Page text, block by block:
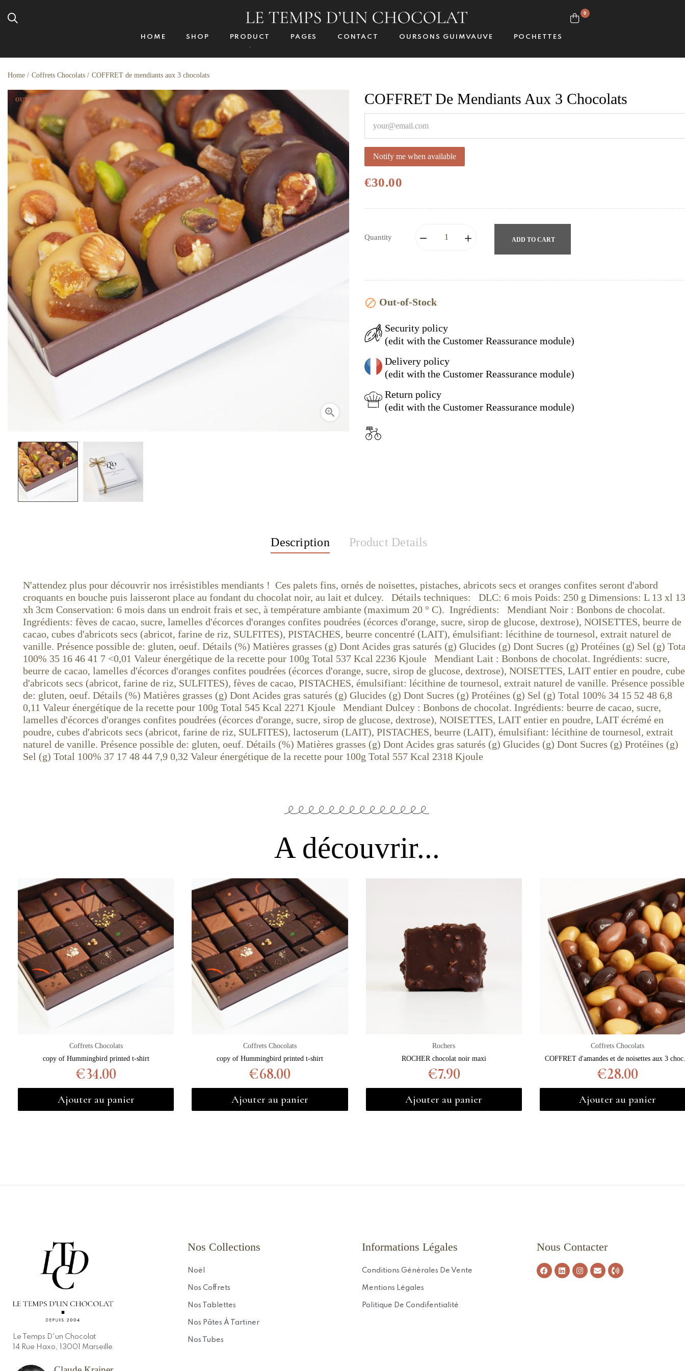
0
HOME SHOP PRODUCT PAGES CONTACT OURSONS GUIMVAUVE POCHETTES
Home Coffrets Chocolats COFFRET de mendiants aux 3 chocolats
OUT-OF-STOCK

COFFRET De Mendiants Aux 3 Chocolats
Notify me when available
€30.00
Quantity ADD TO CART
 Out-of-Stock
Security policy
(edit with the Customer Reassurance module)
Delivery policy
(edit with the Customer Reassurance module)
Return policy
(edit with the Customer Reassurance module)
Description Product Details
N'attendez plus pour découvrir nos irrésistibles mendiants ! Ces palets fins, ornés de noisettes, pistaches, abricots secs et oranges confites seront d'abord
croquants en bouche puis laisseront place au fondant du chocolat noir, au lait et dulcey. Détails techniques: DLC: 6 mois Poids: 250 g Dimensions: L 13 xl 13
xh 3cm Conservation: 6 mois dans un endroit frais et sec, à température ambiante (maximum 20 ° C). Ingrédients: Mendiant Noir : Bonbons de chocolat.
Ingrédients: fèves de cacao, sucre, lamelles d'écorces d'oranges confites poudrées (écorces d'orange, sucre, sirop de glucose, dextrose), NOISETTES, beurre de
cacao, cubes d'abricots secs (abricot, farine de riz, SULFITES), PISTACHES, beurre concentré (LAIT), émulsifiant: lécithine de tournesol, extrait naturel de
vanille. Présence possible de: gluten, oeuf. Détails (%) Matières grasses (g) Dont Acides gras saturés (g) Glucides (g) Dont Sucres (g) Protéines (g) Sel (g)
100% 35 16 46 41 7 <0,01 Valeur énergétique de la recette pour 100g Total 537 Kcal 2236 Kjoule Mendiant Lait : Bonbons de chocolat. Ingrédients: sucre,
beurre de cacao, lamelles d'écorces d'oranges confites poudrées (écorces d'orange, sucre, sirop de glucose, dextrose), NOISETTES, LAIT entier en poudre,
d'abricots secs (abricot, farine de riz, SULFITES), fèves de cacao, PISTACHES, émulsifiant: lécithine de tournesol, extrait naturel de vanille. Présence possible
de: gluten, oeuf. Détails (%) Matières grasses (g) Dont Acides gras saturés (g) Glucides (g) Dont Sucres (g) Protéines (g) Sel (g) Total 100% 34 15 52 48 6,8
0,11 Valeur énergétique de la recette pour 100g Total 545 Kcal 2271 Kjoule Mendiant Dulcey : Bonbons de chocolat. Ingrédients: beurre de cacao, sucre,
lamelles d'écorces d'oranges confites poudrées (écorces d'orange, sucre, sirop de glucose, dextrose), NOISETTES, LAIT entier en poudre, LAIT écrémé en
poudre, cubes d'abricots secs (abricot, farine de riz, SULFITES), lactoserum (LAIT), PISTACHES, beurre (LAIT), émulsifiant: lécithine de tournesol, extrait
naturel de vanille. Présence possible de: gluten, oeuf. Détails (%) Matières grasses (g) Dont Acides gras saturés (g) Glucides (g) Dont Sucres (g) Protéines (g)
Sel (g) Total 100% 37 17 48 44 7,9 0,32 Valeur énergétique de la recette pour 100g Total 557 Kcal 2318 Kjoule
A découvrir...
Coffrets Chocolats
copy of Hummingbird printed t-shirt
€34.00
Ajouter au panier
Coffrets Chocolats
copy of Hummingbird printed t-shirt
€68.00
Ajouter au panier
Rochers
ROCHER chocolat noir maxi
€7.90
Ajouter au panier
Coffrets Chocolats
€28.00
Ajouter au panier
Le Temps D'un Chocolat
14 Rue Haxo, 13001 Marseille
Nos Collections
Noël
Nos Coffrets
Nos Tablettes
Nos Pâtes À Tartiner
Nos Tubes
Informations Légales
Conditions Générales De Vente
Mentions Légales
Politique De Condifentialité
Nous Contacter